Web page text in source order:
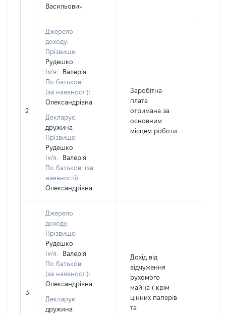
Васильович
2
Джерело
доходу:
Прізвище:
Рудешко
Ім'я:
Валерія
По батькові
(за наявності):
Олександрівна
Декларує:
дружина
Прізвище:
Рудешко
Ім'я:
Валерія
По батькові (за
наявності):
Олександрівна
Заробітна
плата
отримана за
основним
місцем роботи
3
Джерело
доходу:
Прізвище:
Рудешко
Ім'я:
Валерія
По батькові
(за наявності):
Олександрівна
Декларує:
дружина
Дохід від
відчуження
рухомого
майна ( крім
цінних паперів
та